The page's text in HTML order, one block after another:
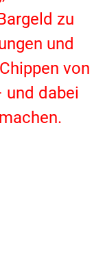
zu
und
von
und dabei